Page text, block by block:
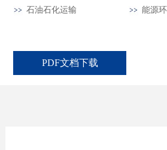
石油石化运输
能源
PDF文档下载